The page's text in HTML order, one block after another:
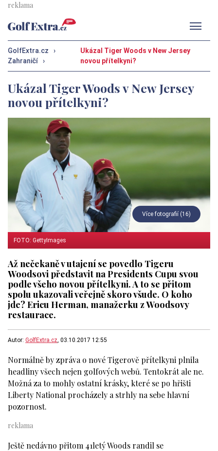
GolfExtra.cz
›
Zahraničí
›
Ukázal Tiger Woods v New Jersey
novou přítelkyni?
Ukázal Tiger Woods v New Jersey
novou přítelkyni?
Více fotografií (16)
FOTO: GettyImages
Až nečekaně v utajení se povedlo Tigeru
Woodsovi představit na Presidents Cupu svou
podle všeho novou přítelkyni. A to se přitom
spolu ukazovali veřejně skoro všude. O koho
jde? Ericu Herman, manažerku z Woodsovy
restaurace.
Autor: GolfExtra.cz, 03.10.2017 12:55
Normálně by zpráva o nové Tigerově přítelkyni plnila
headliny všech nejen golfových webů. Tentokrát ale ne.
Možná za to mohly ostatní krásky, které se po hřišti
Liberty National procházely a strhly na sebe hlavní
pozornost.
Ještě nedávno přitom 41letý Woods randil se